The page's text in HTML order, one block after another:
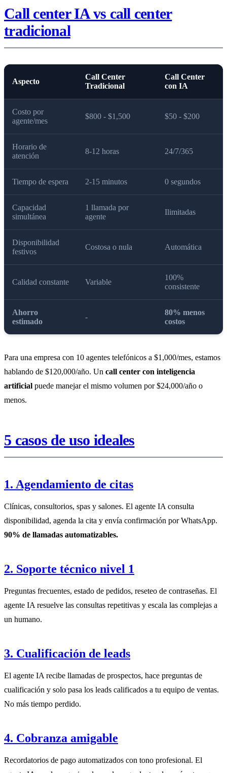
Call center IA vs call center
tradicional
Aspecto
Call Center
Tradicional
Call Center
con IA
Costo por
agente/mes
$800 - $1,500 $50 - $200
Horario de
atención
8-12 horas 24/7/365
Tiempo de espera 2-15 minutos 0 segundos
Capacidad
simultánea
1 llamada por
agente
Ilimitadas
Disponibilidad
festivos
Costosa o nula Automática
Calidad constante Variable
100%
consistente
Ahorro
estimado
-
80% menos
costos
Para una empresa con 10 agentes telefónicos a $1,000/mes, estamos
hablando de $120,000/año. Un call center con inteligencia
artificial puede manejar el mismo volumen por $24,000/año o
menos.
5 casos de uso ideales
1. Agendamiento de citas
Clínicas, consultorios, spas y salones. El agente IA consulta
disponibilidad, agenda la cita y envía confirmación por WhatsApp.
90% de llamadas automatizables.
2. Soporte técnico nivel 1
Preguntas frecuentes, estado de pedidos, reseteo de contraseñas. El
agente IA resuelve las consultas repetitivas y escala las complejas a
un humano.
3. Cualificación de leads
El agente IA recibe llamadas de prospectos, hace preguntas de
cualificación y solo pasa los leads calificados a tu equipo de ventas.
No más tiempo perdido.
4. Cobranza amigable
Recordatorios de pago automatizados con tono profesional. El